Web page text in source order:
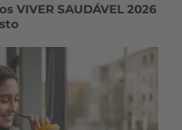
VIVER SAUDÁVEL 2026